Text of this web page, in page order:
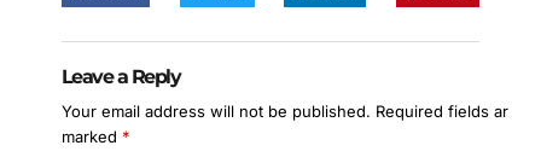
Leave a Reply
Your email address will not be published. Required fields are
marked *